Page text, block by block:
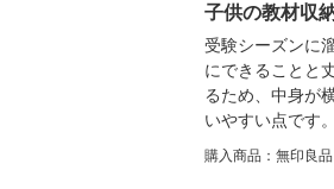
子供の教材収
受験シーズンに
にできることと
るため、中身が
いやすい点です。
購入商品：無印良